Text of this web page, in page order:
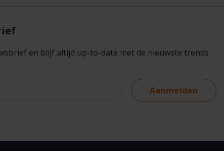
en blijf altijd up-to-date met de nieuwste trends
Aanmelden